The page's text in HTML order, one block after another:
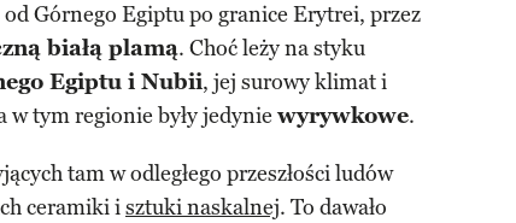
od Górnego Egiptu po granice Erytrei, przez
białą plamą. Choć leży na styku
Egiptu i Nubii, jej surowy klimat i
w tym regionie były jedynie wyrywkowe.
tam w odległego przeszłości ludów
ceramiki isztuki naskalnej. To dawało